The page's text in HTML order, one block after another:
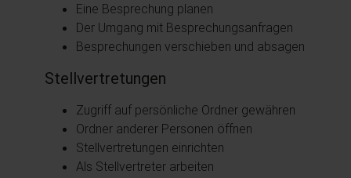
Eine Besprechung planen
Der Umgang mit Besprechungsanfragen
Besprechungen verschieben und absagen
Stellvertretungen
Zugriff auf persönliche Ordner gewähren
Ordner anderer Personen öffnen
Stellvertretungen einrichten
Als Stellvertreter arbeiten